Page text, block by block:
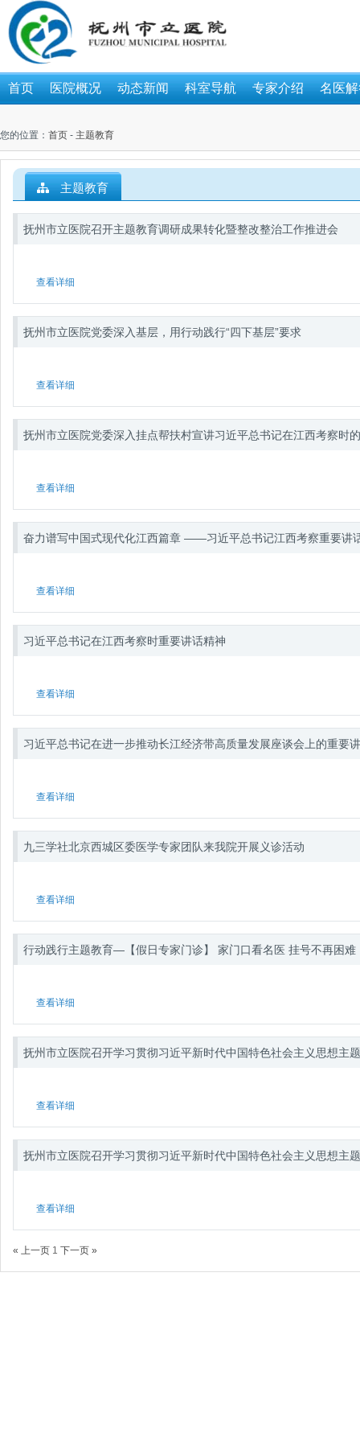
首页 医院概况 动态新闻 科室导航 专家介绍 名医
您的位置： 首页 - 主题教育
主题教育
抚州市立医院召开主题教育调研成果转化暨整改整治工作推进会
查看详细
抚州市立医院党委深入基层，用行动践行“四下基层”要求
查看详细
抚州市立医院党委深入挂点帮扶村宣讲习近平总书记在江西考察时
查看详细
奋力谱写中国式现代化江西篇章 ——习近平总书记江西考察重要讲
查看详细
习近平总书记在江西考察时重要讲话精神
查看详细
习近平总书记在进一步推动长江经济带高质量发展座谈会上的重要
查看详细
九三学社北京西城区委医学专家团队来我院开展义诊活动
查看详细
行动践行主题教育—【假日专家门诊】 家门口看名医 挂号不再困难
查看详细
抚州市立医院召开学习贯彻习近平新时代中国特色社会主义思想主
查看详细
抚州市立医院召开学习贯彻习近平新时代中国特色社会主义思想主
查看详细
« 上一页 1 下一页 »